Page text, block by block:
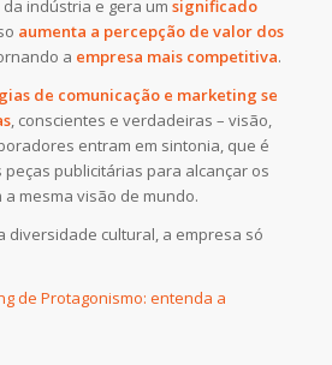
indústria e gera um significado
aumenta a percepção de valor dos
a empresa mais competitiva.
de comunicação e marketing se
, conscientes e verdadeiras – visão,
entram em sintonia, que é
publicitárias para alcançar os
mesma visão de mundo.
diversidade cultural, a empresa só
de Protagonismo: entenda a